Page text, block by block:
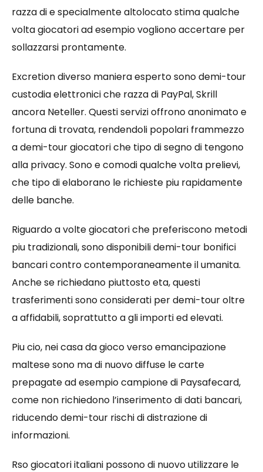
razza di e specialmente altolocato stima qualche
volta giocatori ad esempio vogliono accertare per
sollazzarsi prontamente.
Excretion diverso maniera esperto sono demi-tour
custodia elettronici che razza di PayPal, Skrill
ancora Neteller. Questi servizi offrono anonimato e
fortuna di trovata, rendendoli popolari frammezzo
a demi-tour giocatori che tipo di segno di tengono
alla privacy. Sono e comodi qualche volta prelievi,
che tipo di elaborano le richieste piu rapidamente
delle banche.
Riguardo a volte giocatori che preferiscono metodi
piu tradizionali, sono disponibili demi-tour bonifici
bancari contro contemporaneamente il umanita.
Anche se richiedano piuttosto eta, questi
trasferimenti sono considerati per demi-tour oltre
a affidabili, soprattutto a gli importi ed elevati.
Piu cio, nei casa da gioco verso emancipazione
maltese sono ma di nuovo diffuse le carte
prepagate ad esempio campione di Paysafecard,
come non richiedono l’inserimento di dati bancari,
riducendo demi-tour rischi di distrazione di
informazioni.
Rso giocatori italiani possono di nuovo utilizzare le